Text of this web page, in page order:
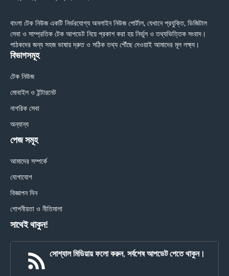
বাংলা টেক নিউজ একটি নির্ভরযোগ্য অনলাইন নিউজ পোর্টাল, যেখানে প্রযুক্তি, ডিজিটাল
সেবা ও সাম্প্রতিক টেক আপডেট নিয়ে প্রকাশ করা হয় নির্ভুল ও তথ্যভিত্তিক সংবাদ।
পাঠকদের জন্য সহজ ভাষায় দ্রুত ও সঠিক তথ্য পৌঁছে দেওয়াই আমাদের মূল লক্ষ্য।
বিভাগসমূহ
টেক নিউজ
মোবাইল ও ইন্টারনেট
নাগরিক সেবা
অন্যান্য
পেজ সমূহ
আমাদের সম্পর্কে
যোগাযোগ
বিজ্ঞাপন দিন
গোপনীয়তা ও নীতিমালা
সাথেই থাকুন!
সোশ্যাল মিডিয়ায় ফলো করুন, সর্বশেষ আপডেট পেতে থাকুন।